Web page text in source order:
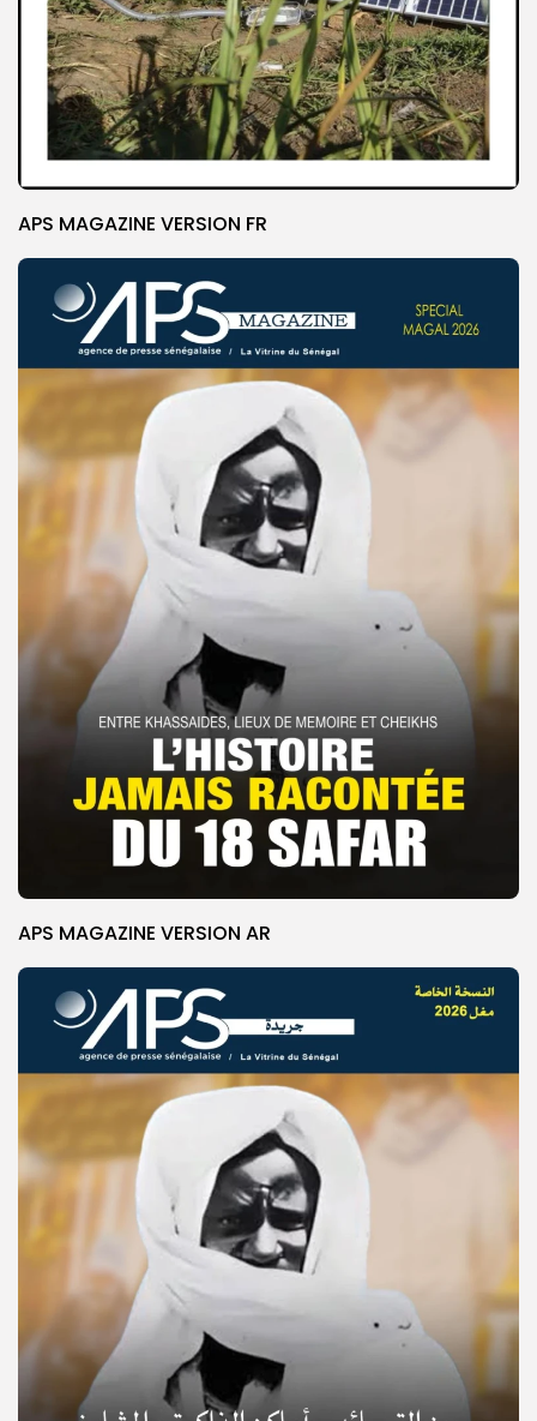
© Copyright 2025, APS
APS MAGAZINE VERSION FR
APS MAGAZINE VERSION AR